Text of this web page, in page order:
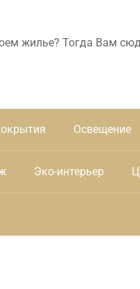
жилье? Тогда Вам
Освещение
Эко-интерьер